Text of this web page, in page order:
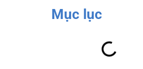
Mục lục